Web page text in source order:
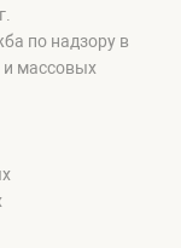
по надзору в
и массовых